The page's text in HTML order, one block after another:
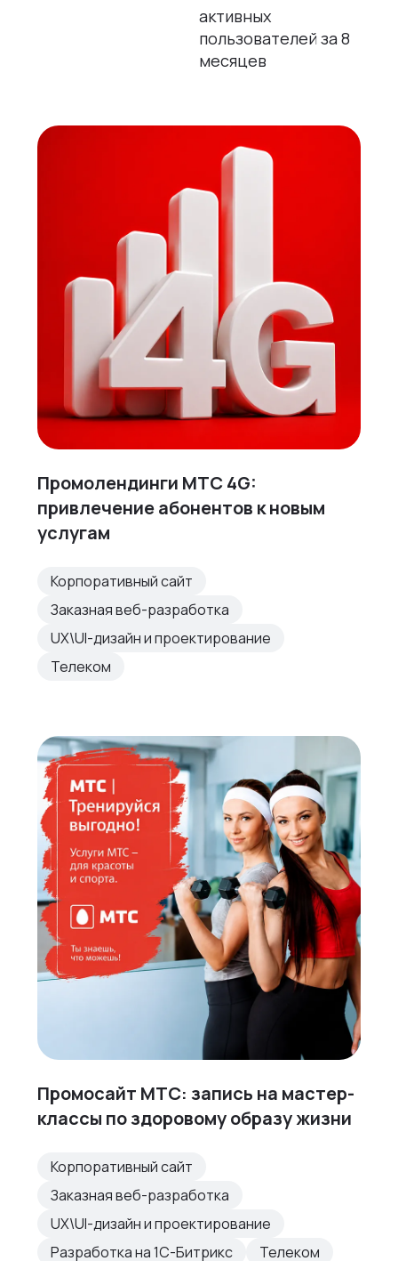
активных
пользователей за 8
месяцев
Промолендинги МТС 4G:
привлечение абонентов к новым
услугам
Корпоративный сайт
Заказная веб-разработка
UX\UI-дизайн и проектирование
Телеком
Промосайт МТС: запись на мастер-
классы по здоровому образу жизни
Корпоративный сайт
Заказная веб-разработка
UX\UI-дизайн и проектирование
Разработка на 1С-Битрикс
Телеком